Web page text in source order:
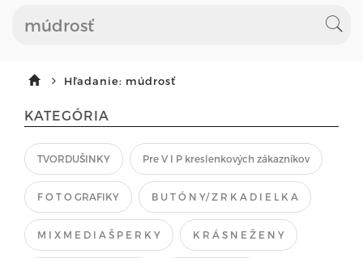
Hľadanie: múdrosť
KATEGÓRIA
TVORDUŠINKY Pre V I P kreslenkových zákazníkov
F O T O GRAFIKY B U T Ó N Y/ Z R K A D I E L K A
M I X M E D I A Š P E R K Y K R Á S N E Ž E N Y